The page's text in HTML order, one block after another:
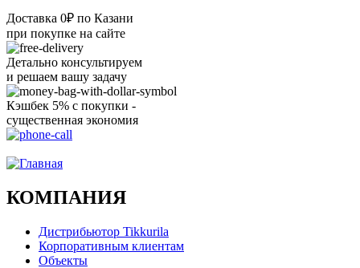
Доставка 0₽ по Казани
при покупке на сайте
Детально консультируем
и решаем вашу задачу
Кэшбек 5% с покупки -
существенная экономия
КОМПАНИЯ
Дистрибьютор Tikkurila
Корпоративным клиентам
Объекты